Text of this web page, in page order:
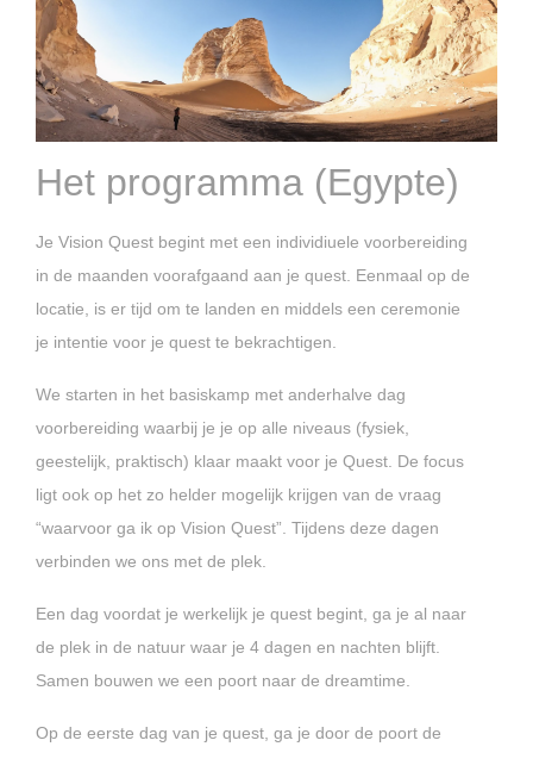
Het programma (Egypte)
Je Vision Quest begint met een individiuele voorbereiding
in de maanden voorafgaand aan je quest. Eenmaal op de
locatie, is er tijd om te landen en middels een ceremonie
je intentie voor je quest te bekrachtigen.
We starten in het basiskamp met anderhalve dag
voorbereiding waarbij je je op alle niveaus (fysiek,
geestelijk, praktisch) klaar maakt voor je Quest. De focus
ligt ook op het zo helder mogelijk krijgen van de vraag
“waarvoor ga ik op Vision Quest”. Tijdens deze dagen
verbinden we ons met de plek.
Een dag voordat je werkelijk je quest begint, ga je al naar
de plek in de natuur waar je 4 dagen en nachten blijft.
Samen bouwen we een poort naar de dreamtime.
Op de eerste dag van je quest, ga je door de poort de